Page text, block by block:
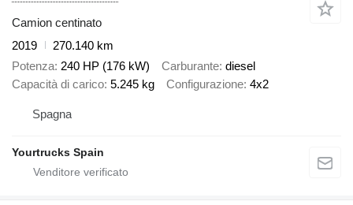
Camion centinato
2019
270.140 km
Potenza 240 HP (176 kW) Carburante diesel
Capacità di carico 5.245 kg Configurazione 4x2
Spagna
Yourtrucks Spain